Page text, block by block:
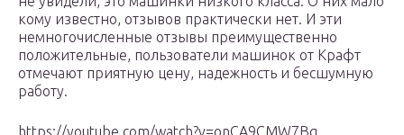
кому известно, отзывов практически нет. И эти
немногочисленные отзывы преимущественно
положительные, пользователи машинок от Крафт
отмечают приятную цену, надежность и бесшумную
работу.
https://youtube.com/watch?v=onCA9CMW7Bg